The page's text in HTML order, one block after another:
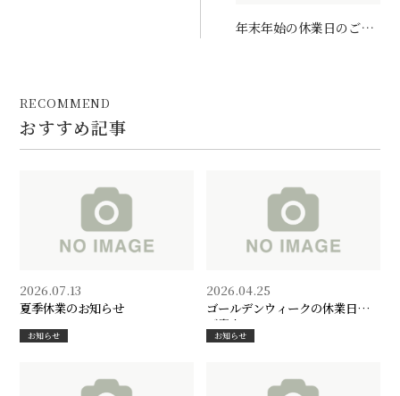
年末年始の休業日のご案
RECOMMEND
おすすめ記事
夏季休業のお知らせ
2026.07.13
お知らせ
ゴールデンウィークの休業日の
ご案内
2026.04.25
お知らせ